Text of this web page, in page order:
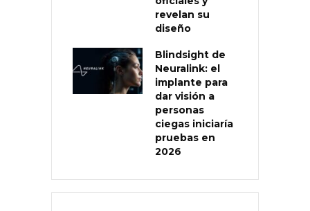
revelan su
diseño
Blindsight de
Neuralink: el
implante para
dar visión a
personas
ciegas iniciaría
pruebas en
2026